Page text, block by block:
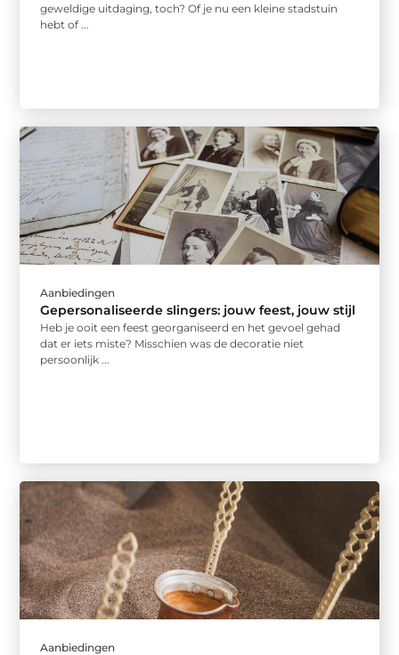
geweldige uitdaging, toch? Of je nu een kleine stadstuin
hebt of ...
Aanbiedingen
Gepersonaliseerde slingers: jouw feest, jouw stijl
Heb je ooit een feest georganiseerd en het gevoel gehad
dat er iets miste? Misschien was de decoratie niet
persoonlijk ...
Aanbiedingen